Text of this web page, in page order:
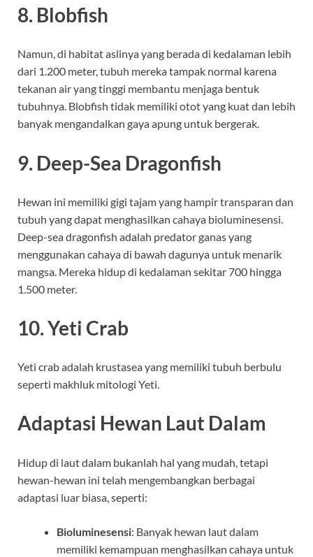
8. Blobfish
Namun, di habitat aslinya yang berada di kedalaman lebih
dari 1.200 meter, tubuh mereka tampak normal karena
tekanan air yang tinggi membantu menjaga bentuk
tubuhnya. Blobfish tidak memiliki otot yang kuat dan lebih
banyak mengandalkan gaya apung untuk bergerak.
9. Deep-Sea Dragonfish
Hewan ini memiliki gigi tajam yang hampir transparan dan
tubuh yang dapat menghasilkan cahaya bioluminesensi.
Deep-sea dragonfish adalah predator ganas yang
menggunakan cahaya di bawah dagunya untuk menarik
mangsa. Mereka hidup di kedalaman sekitar 700 hingga
1.500 meter.
10. Yeti Crab
Yeti crab adalah krustasea yang memiliki tubuh berbulu
seperti makhluk mitologi Yeti.
Adaptasi Hewan Laut Dalam
Hidup di laut dalam bukanlah hal yang mudah, tetapi
hewan-hewan ini telah mengembangkan berbagai
adaptasi luar biasa, seperti:
Bioluminesensi: Banyak hewan laut dalam
memiliki kemampuan menghasilkan cahaya untuk